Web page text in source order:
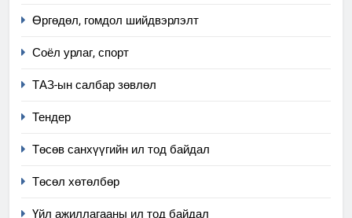
Өргөдөл, гомдол шийдвэрлэлт
Соёл урлаг, спорт
ТАЗ-ын салбар зөвлөл
Тендер
Төсөв санхүүгийн ил тод байдал
Төсөл хөтөлбөр
Үйл ажиллагааны ил тод байдал
5
салбар зөвлөл” аяны хүрээнд
6
ИЛ ТОД БАЙДАЛ